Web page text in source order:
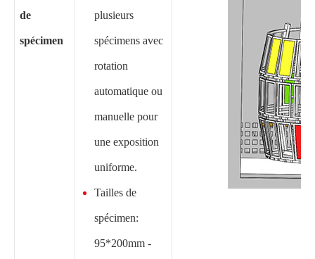
de
spécimen
plusieurs
spécimens avec
rotation
automatique ou
manuelle pour
une exposition
uniforme.
Tailles de
spécimen:
95*200mm -